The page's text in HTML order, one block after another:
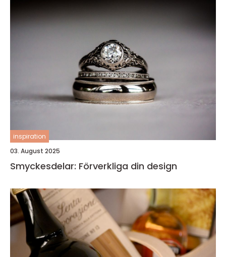
inspiration
03. August 2025
Smyckesdelar: Förverkliga din design